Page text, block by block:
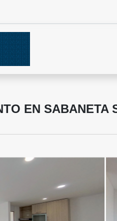
EN SABANETA